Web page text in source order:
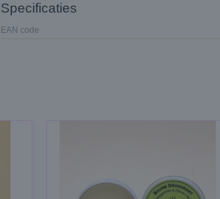
Specificaties
EAN code